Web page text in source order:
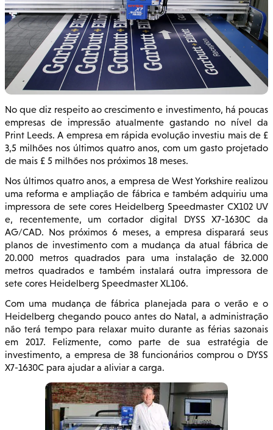
No que diz respeito ao crescimento e investimento, há poucas
empresas de impressão atualmente gastando no nível da
Print Leeds. A empresa em rápida evolução investiu mais de £
3,5 milhões nos últimos quatro anos, com um gasto projetado
de mais £ 5 milhões nos próximos 18 meses.
Nos últimos quatro anos, a empresa de West Yorkshire realizou
uma reforma e ampliação de fábrica e também adquiriu uma
impressora de sete cores Heidelberg Speedmaster CX102 UV
e, recentemente, um cortador digital DYSS X7-1630C da
AG/CAD. Nos próximos 6 meses, a empresa disparará seus
planos de investimento com a mudança da atual fábrica de
20.000 metros quadrados para uma instalação de 32.000
metros quadrados e também instalará outra impressora de
sete cores Heidelberg Speedmaster XL106.
Com uma mudança de fábrica planejada para o verão e o
Heidelberg chegando pouco antes do Natal, a administração
não terá tempo para relaxar muito durante as férias sazonais
em 2017. Felizmente, como parte de sua estratégia de
investimento, a empresa de 38 funcionários comprou o DYSS
X7-1630C para ajudar a aliviar a carga.